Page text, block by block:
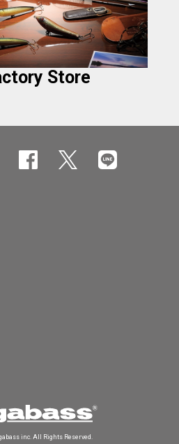
Store
inc. All Rights Reserved.